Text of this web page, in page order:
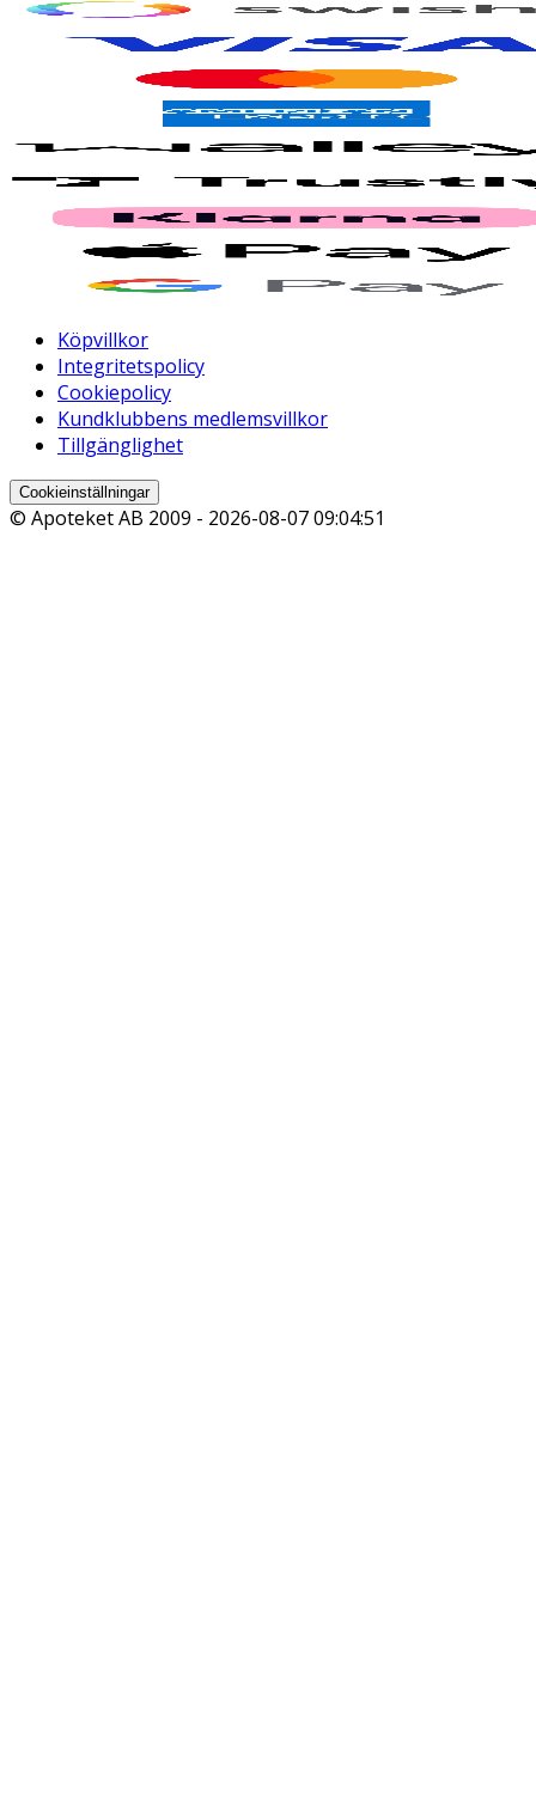
Köpvillkor
Integritetspolicy
Cookiepolicy
Kundklubbens medlemsvillkor
Tillgänglighet
Cookieinställningar
© Apoteket AB 2009 - 2026-08-07 09:04:51